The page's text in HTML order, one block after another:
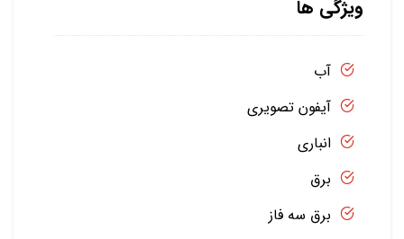
ویژگی ها
آب
آیفون تصویری
انباری
برق
برق سه فاز